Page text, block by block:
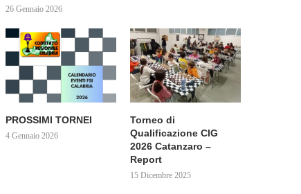
26 Gennaio 2026
PROSSIMI TORNEI
4 Gennaio 2026
Torneo di
Qualificazione CIG
2026 Catanzaro –
Report
15 Dicembre 2025